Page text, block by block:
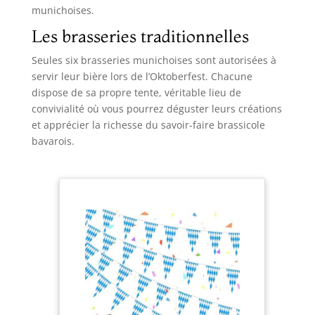
munichoises.
Les brasseries traditionnelles
Seules six brasseries munichoises sont autorisées à
servir leur bière lors de l’Oktoberfest. Chacune
dispose de sa propre tente, véritable lieu de
convivialité où vous pourrez déguster leurs créations
et apprécier la richesse du savoir-faire brassicole
bavarois.